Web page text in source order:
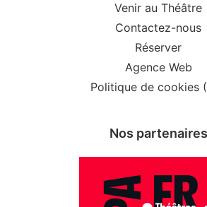
Venir au Théâtre
Contactez-nous
Réserver
Agence Web
Politique de cookies
Nos partenaires